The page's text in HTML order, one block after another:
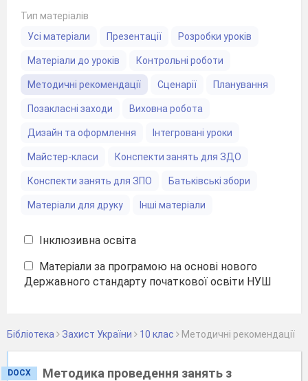
Тип матеріалів
Усі матеріали
Презентації Розробки уроків
Матеріали до уроків Контрольні роботи
Методичні рекомендації Сценарії Планування
Позакласні заходи Виховна робота
Дизайн та оформлення Інтегровані уроки
Майстер-класи Конспекти занять для ЗДО
Конспекти занять для ЗПО Батьківські збори
Матеріали для друку Інші матеріали
Інклюзивна освіта
Матеріали за програмою на основі нового
Державного стандарту початкової освіти НУШ
Бібліотека Захист України 10 клас Методичні рекомендації
DOCX
Методика проведення занять з